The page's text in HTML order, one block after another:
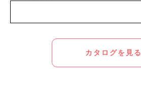
カタログを見る